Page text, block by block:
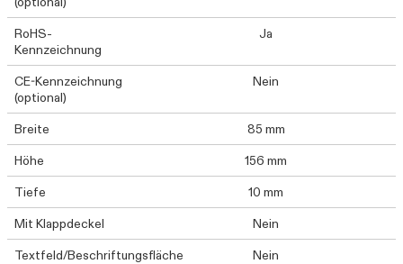
RoHS-
Kennzeichnung
Ja
CE-Kennzeichnung
(optional)
Nein
Breite
85 mm
Höhe
156 mm
Tiefe
10 mm
Mit Klappdeckel
Nein
Textfeld/Beschriftungsfläche
Nein